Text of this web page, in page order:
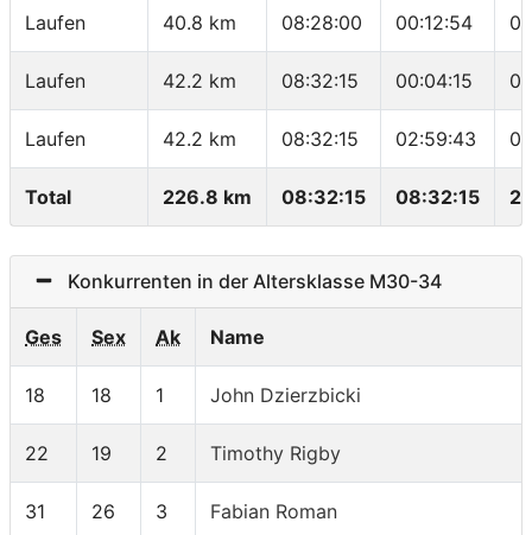
Laufen 40.8 km 08:28:00 00:12:54
Laufen 42.2 km 08:32:15 00:04:15
Laufen 42.2 km 08:32:15 02:59:43
Total 226.8 km 08:32:15 08:32:15
Konkurrenten in der Altersklasse M30-34
Ges Sex Ak Name
18 18 1 John Dzierzbicki
22 19 2 Timothy Rigby
31 26 3 Fabian Roman